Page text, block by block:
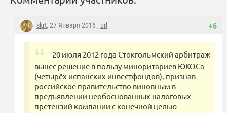
+6
skrt, 27 Января 2016 , url
20 июля 2012 года Стокгольмский арбитраж
вынес решение в пользу миноритариев ЮКОСа
(четырёх испанских инвестфондов), признав
российское правительство виновным в
предъявлении необоснованных налоговых
претензий компании с конечной целью